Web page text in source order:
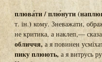
плюва́ти / плю́нути
т. ін.) кому. Зневажати,
не критика, а наклеп,—
обличчя, а я повинен
пику плюють,а я витрусь